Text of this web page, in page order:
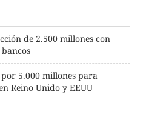
de 2.500 millones con
5.000 millones para
Reino Unido y EEUU